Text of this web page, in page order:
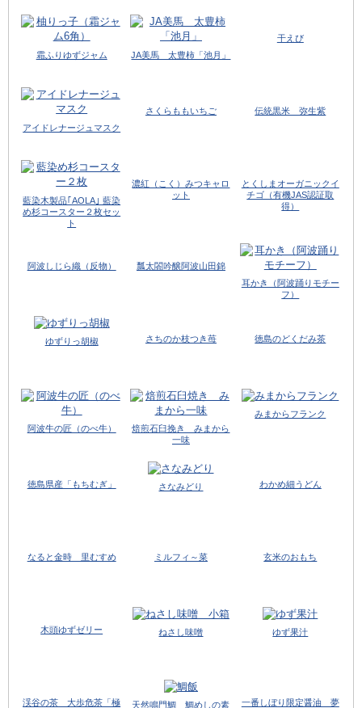
霜ふりゆずジャム JA美馬 太豊柿「池月」
干えび
アイドレナージュマスク
さくらももいちご 伝統黒米 弥生紫
藍染木製品｢AOLA｣ 藍染
め杉コースター２枚セッ
ト
濃紅（こく）みつキャロ
ット
とくしまオーガニックイ
チゴ（有機JAS認証取
得）
阿波しじら織（反物）
瓢太閤吟醸阿波山田錦
耳かき（阿波踊りモチー
フ）
ゆずりっ胡椒 さちのか枝つき苺 徳島のどくだみ茶
阿波牛の匠（のべ牛）
焙煎石臼挽き みまから
一味
みまからフランク
徳島県産「もちむぎ」 さなみどり わかめ細うどん
なると金時 里むすめ ミルフィ～菜 玄米のおもち
木頭ゆずゼリー ねさし味噌 ゆず果汁
渓谷の茶 大歩危茶「極
天然鳴門鯛 鯛めしの素
一番しぼり限定醤油 夢